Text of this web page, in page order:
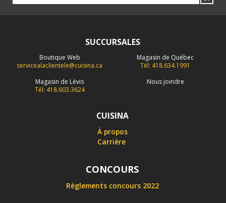
SUCCURSALES
Boutique Web
servicealaclientele@cuisina.ca
Magasin de Québec
Tél: 418.634.1991
Magasin de Lévis
Tél: 418.603.3624
Nous joindre
CUISINA
À propos
Carrière
CONCOURS
Règlements concours 2022